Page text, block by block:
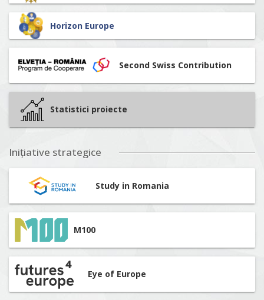
Horizon Europe
Second Swiss Contribution
Statistici proiecte
Inițiative strategice
Study in Romania
M100
Eye of Europe